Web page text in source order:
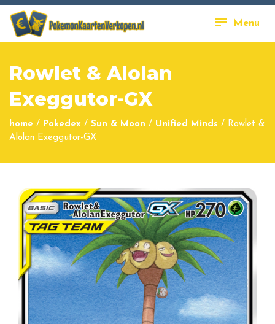
Menu
Rowlet & Alolan
Exeggutor-GX
home / Pokedex / Sun & Moon / Unified Minds / Rowlet &
Alolan Exeggutor-GX